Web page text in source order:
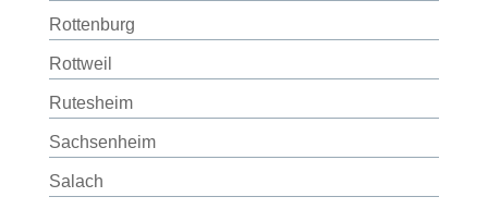
Rottenburg
Rottweil
Rutesheim
Sachsenheim
Salach